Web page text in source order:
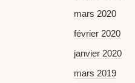
mars 2020
février 2020
janvier 2020
mars 2019